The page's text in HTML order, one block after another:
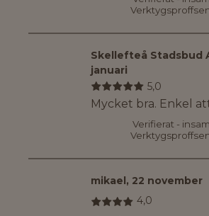
Skellefteå Stadsbud
januari
5,0
Mycket bra. Enkel
Verifierat -
mikael, 22 november
4,0